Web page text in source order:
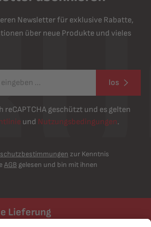
Newsletter für exklusive Rabatte,
über neue Produkte und vieles
los
reCAPTCHA geschützt und es gelten
und Nutzungsbedingungen.
zur Kenntnis
AGB gelesen und bin mit ihnen
Lieferung